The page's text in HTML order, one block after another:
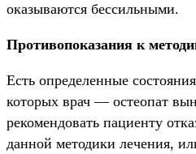
оказываются бессильными.
Противопоказания к
Есть определенные
которых врач — остеопат
рекомендовать пациенту
данной методики лечения,